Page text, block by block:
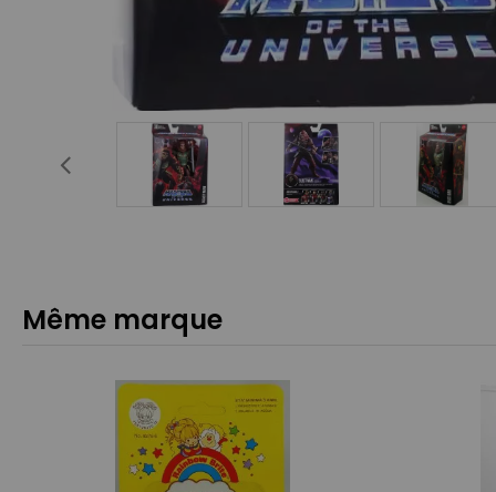
Même marque